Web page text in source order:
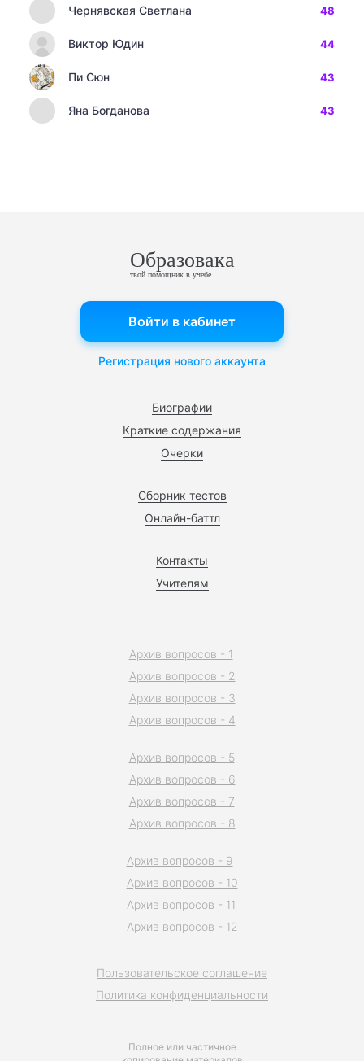
Чернявская Светлана 48
Виктор Юдин 44
Пи Сюн 43
Яна Богданова 43
Образовака
твой помощник в учебе
Биографии
Краткие содержания
Очерки
Сборник тестов
Онлайн-баттл
Контакты
Учителям
Войти в кабинет
Регистрация нового аккаунта
Полное или частичное
Пользовательское соглашение
Политика конфиденциальности
Архив вопросов - 1
Архив вопросов - 2
Архив вопросов - 3
Архив вопросов - 4
Архив вопросов - 5
Архив вопросов - 6
Архив вопросов - 7
Архив вопросов - 8
Архив вопросов - 9
Архив вопросов - 10
Архив вопросов - 11
Архив вопросов - 12